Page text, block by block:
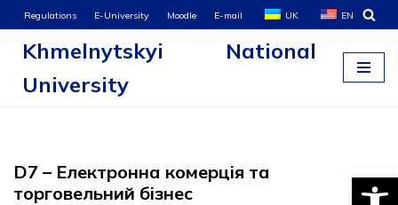
Skip
content
Regulations E-University Moodle E-mail UK EN
Khmelnytskyi National
University
D7 – Електронна комерція та
торговельний бізнес